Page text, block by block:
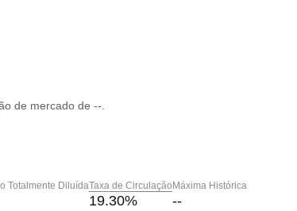
de mercado de --.
Totalmente DiluídaTaxa de Circulação
19.30%
Máxima Histórica
--